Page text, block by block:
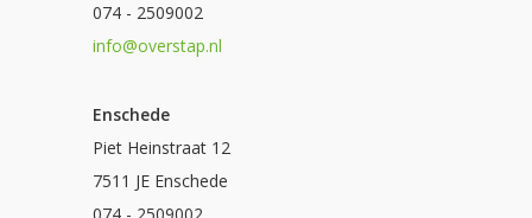
074 - 2509002
info@overstap.nl
Enschede
Piet Heinstraat 12
7511 JE Enschede